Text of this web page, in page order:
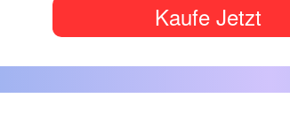
Kaufe Jetzt